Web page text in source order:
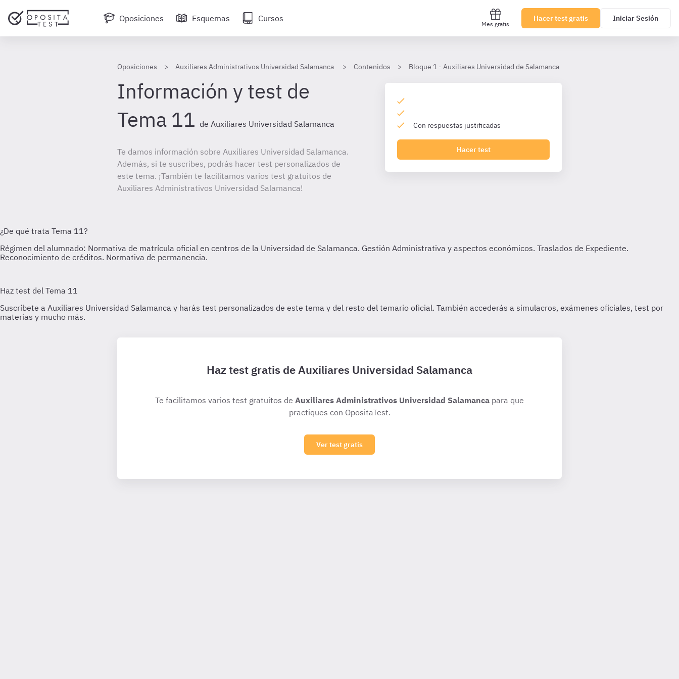
Oposiciones Esquemas Cursos
Mes gratis
Hacer test gratis Iniciar Sesión
Oposiciones Auxiliares Administrativos Universidad Salamanca Contenidos Bloque 1 - Auxiliares Universidad de Salamanca
Información y test de
Tema 11 de Auxiliares Universidad Salamanca
Te damos información sobre Auxiliares Universidad Salamanca.
Además, si te suscribes, podrás hacer test personalizados de
este tema. ¡También te facilitamos varios test gratuitos de
Auxiliares Administrativos Universidad Salamanca!
Con respuestas justificadas
Hacer test
Haz test gratis de Auxiliares Universidad Salamanca
Te facilitamos varios test gratuitos de Auxiliares Administrativos Universidad Salamanca para que
practiques con OpositaTest.
Ver test gratis